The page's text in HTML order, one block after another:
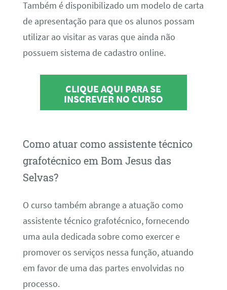
Também é disponibilizado um modelo de carta
de apresentação para que os alunos possam
utilizar ao visitar as varas que ainda não
possuem sistema de cadastro online.
CLIQUE AQUI PARA SE
INSCREVER NO CURSO
Como atuar como assistente técnico
grafotécnico em Bom Jesus das
Selvas?
O curso também abrange a atuação como
assistente técnico grafotécnico, fornecendo
uma aula dedicada sobre como exercer e
promover os serviços nessa função, atuando
em favor de uma das partes envolvidas no
processo.